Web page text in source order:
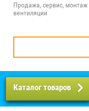
Продажа, сервис,
вентиляции
Каталог товаров